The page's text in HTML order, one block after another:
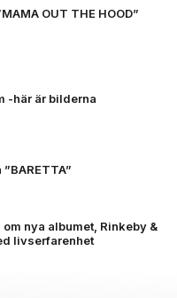
OUT THE HOOD”
-här är bilderna
om nya albumet, Rinkeby &
livserfarenhet